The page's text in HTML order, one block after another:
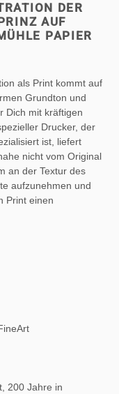
DER
AUF
PAPIER
als Print kommt auf
Grundton und
Dich mit kräftigen
Drucker, der
ist, liefert
nicht vom Original
an der Textur des
aufzunehmen und
Print einen
200 Jahre in